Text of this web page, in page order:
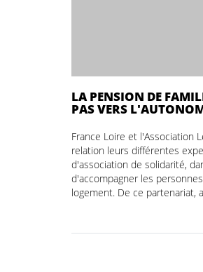
LA PENSION DE
PAS VERS
France Loire et l'Association
relation leurs différentes
d'association de solidarité,
d'accompagner les
logement. De ce partenariat,
appartements, qui accueille